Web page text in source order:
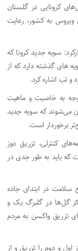
کرونایی در گلستان
ویروس به کشور، رعایت
سویه جدید کرونا که
های گذشته دارد که از
و تب اشاره کرد.
به خاصیت و ماهیت
می‌شوند که سویه جدید
برخوردار است.
کنترلی، تزریق دوز
که باید به طور جدی در
سلامت در ابتدای جاده
گل‌ها در گلبرگ یک و
تزریق واکسن به مردم
و دوم را تزریق و از